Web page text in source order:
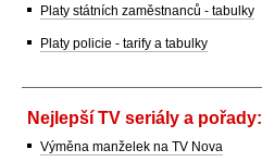
Platy státních zaměstnanců - tabulky
Platy policie - tarify a tabulky
Nejlepší TV seriály a pořady:
Výměna manželek na TV Nova